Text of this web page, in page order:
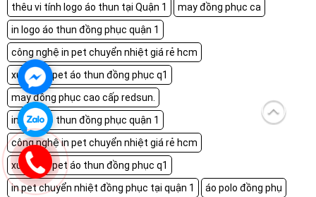
thêu vi tính logo áo thun tại Quận 1
may đồng phục ca
in logo áo thun đồng phục quận 1
công nghệ in pet chuyển nhiệt giá rẻ hcm
xưởng in pet áo thun đồng phục q1
may đồng phục cao cấp redsun.
in logo áo thun đồng phục quận 1
công nghệ in pet chuyển nhiệt giá rẻ hcm
xưởng in pet áo thun đồng phục q1
in pet chuyển nhiệt đồng phục tại quận 1
áo polo đồng phụ